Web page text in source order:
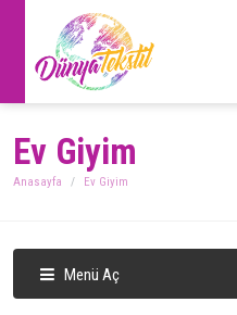
Ev Giyim
Anasayfa Ev Giyim
Menü Aç